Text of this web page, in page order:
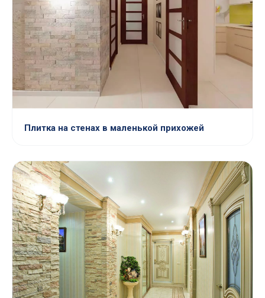
Плитка на стенах в маленькой прихожей